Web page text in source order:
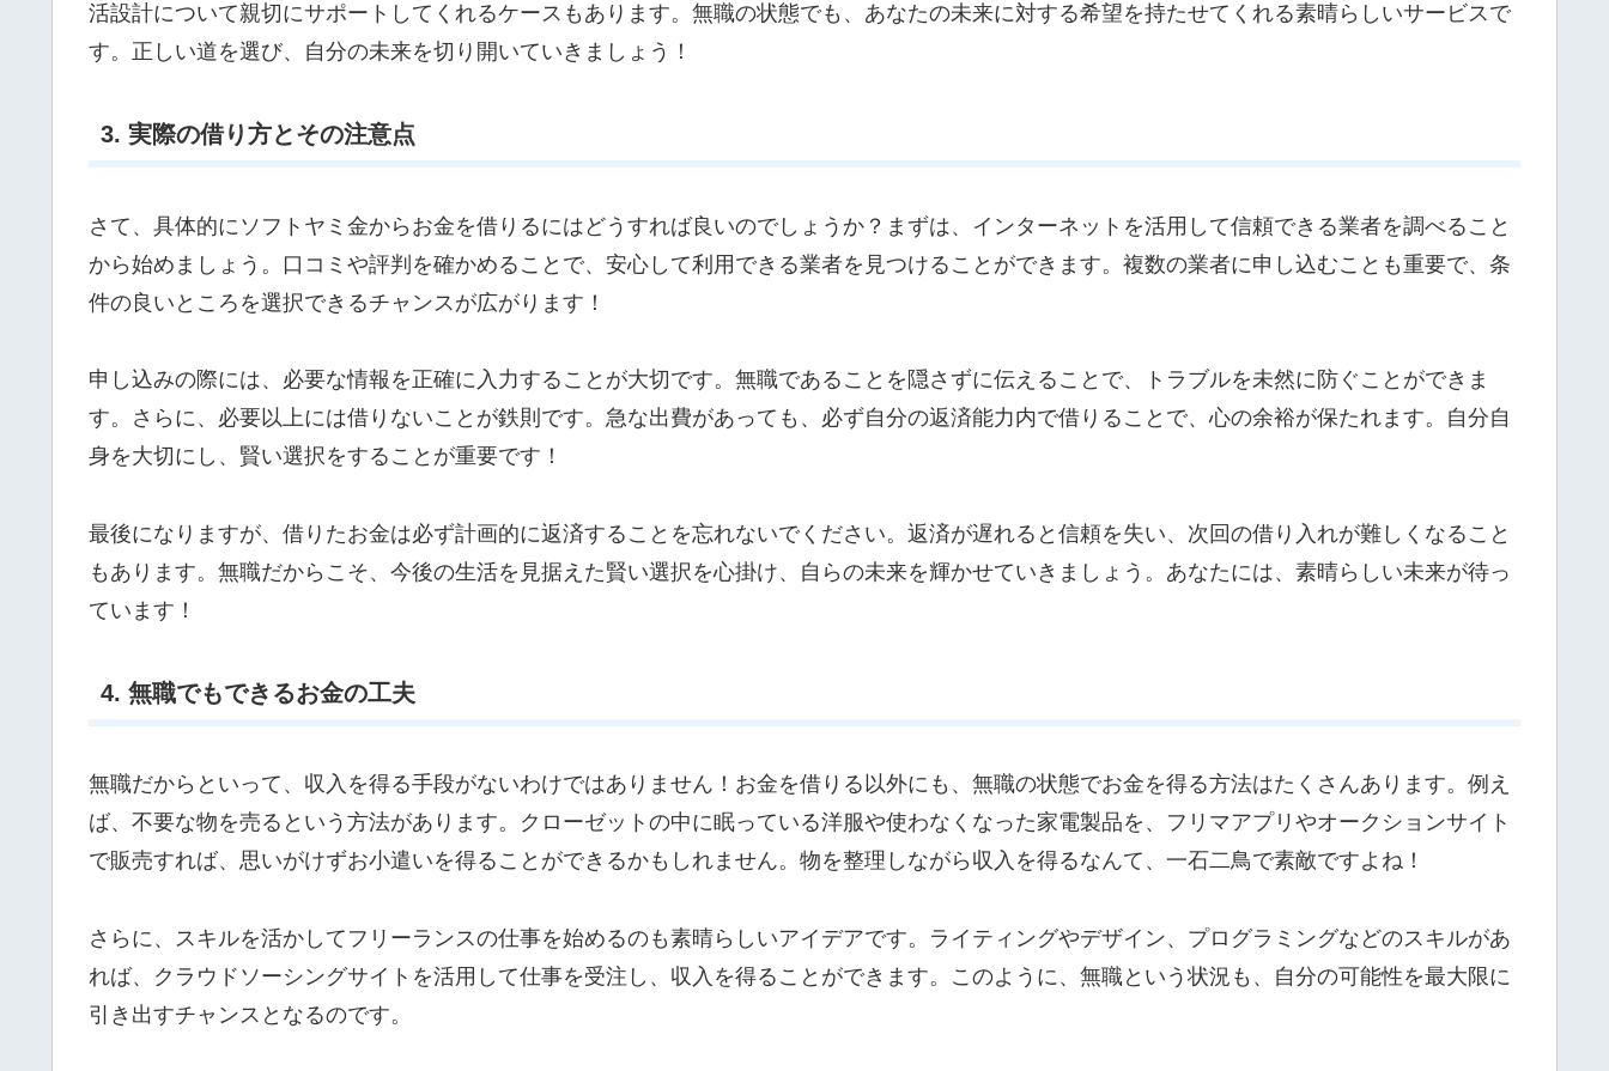
活設計について親切にサポートしてくれるケースもあります。無職の状態でも、あなたの未来に対する希望を持たせてくれる素晴らしいサービスで
す。正しい道を選び、自分の未来を切り開いていきましょう！
3. 実際の借り方とその注意点
さて、具体的にソフトヤミ金からお金を借りるにはどうすれば良いのでしょうか？まずは、インターネットを活用して信頼できる業者を調べること
から始めましょう。口コミや評判を確かめることで、安心して利用できる業者を見つけることができます。複数の業者に申し込むことも重要で、条
件の良いところを選択できるチャンスが広がります！
申し込みの際には、必要な情報を正確に入力することが大切です。無職であることを隠さずに伝えることで、トラブルを未然に防ぐことができま
す。さらに、必要以上には借りないことが鉄則です。急な出費があっても、必ず自分の返済能力内で借りることで、心の余裕が保たれます。自分自
身を大切にし、賢い選択をすることが重要です！
最後になりますが、借りたお金は必ず計画的に返済することを忘れないでください。返済が遅れると信頼を失い、次回の借り入れが難しくなること
もあります。無職だからこそ、今後の生活を見据えた賢い選択を心掛け、自らの未来を輝かせていきましょう。あなたには、素晴らしい未来が待っ
ています！
4. 無職でもできるお金の工夫
無職だからといって、収入を得る手段がないわけではありません！お金を借りる以外にも、無職の状態でお金を得る方法はたくさんあります。例え
ば、不要な物を売るという方法があります。クローゼットの中に眠っている洋服や使わなくなった家電製品を、フリマアプリやオークションサイト
で販売すれば、思いがけずお小遣いを得ることができるかもしれません。物を整理しながら収入を得るなんて、一石二鳥で素敵ですよね！
さらに、スキルを活かしてフリーランスの仕事を始めるのも素晴らしいアイデアです。ライティングやデザイン、プログラミングなどのスキルがあ
れば、クラウドソーシングサイトを活用して仕事を受注し、収入を得ることができます。このように、無職という状況も、自分の可能性を最大限に
引き出すチャンスとなるのです。